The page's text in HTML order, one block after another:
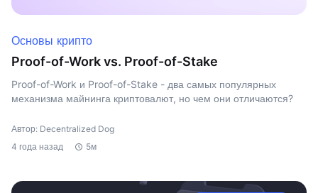
Основы крипто
Proof-of-Work vs. Proof-of-Stake
Proof-of-Work и Proof-of-Stake - два самых популярных
механизма майнинга криптовалют, но чем они отличаются?
Автор: Decentralized Dog
4 года назад
5м